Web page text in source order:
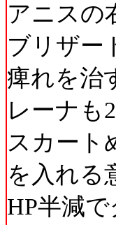
アニスの
ブリザー
痺れを治
レーナも
スカート
を入れる
HP半減